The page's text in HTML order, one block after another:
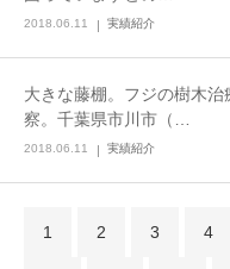
2018.06.11 実績紹介
大きな藤棚。フジの樹木治
察。千葉県市川市（…
2018.06.11 実績紹介
1 2 3 4